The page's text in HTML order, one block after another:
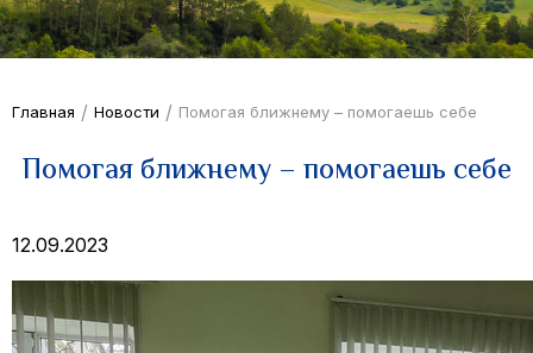
Главная / Новости / Помогая ближнему – помогаешь себе
Помогая ближнему – помогаешь себе
12.09.2023